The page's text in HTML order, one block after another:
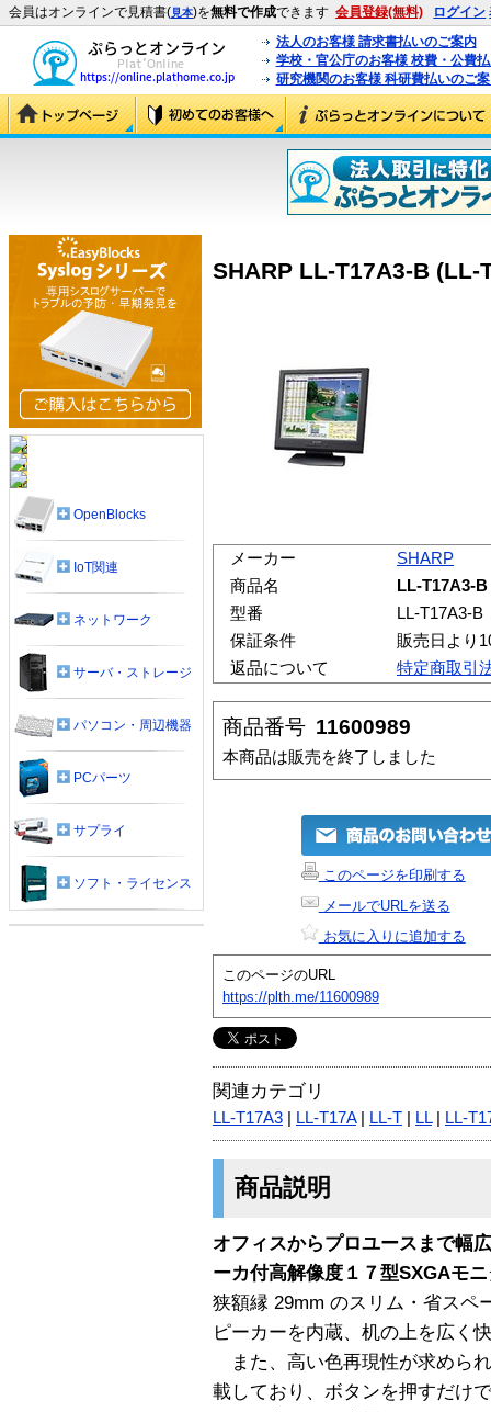
会員はオンラインで見積書(見本)を無料で作成できます 会員登録(無料) ログイン
法人のお客様 請求書払いのご案内
学校・官公庁のお客様 校費・公費
研究機関のお客様 科研費払いのご
SHARP LL-T17A3-B (LL-
メーカー
SHARP
商品名
LL-T17A3-B
型番
LL-T17A3-B
保証条件
販売日より
返品について
特定商取引
商品番号 11600989
本商品は販売を終了しました
このページを印刷する
メールでURLを送る
お気に入りに追加する
このページのURL
https://plth.me/11600989
関連カテゴリ
LL-T17A3 LL-T17A| LL-T LL| LL-
商品説明
オフィスからプロユースまで幅
ーカ付高解像度１７型SXGAモ
狭額縁 29mm のスリム・省スペ
ピーカーを内蔵、机の上を広く
また、高い色再現性が求めら
載しており、ボタンを押すだけ
OpenBlocks
IoT関連
ネットワーク
サーバ・ストレージ
パソコン・周辺機器
PCパーツ
サプライ
ソフト・ライセンス